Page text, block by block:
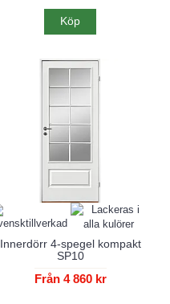
Köp
Innerdörr 4-spegel kompakt
SP10
Från 4 860 kr